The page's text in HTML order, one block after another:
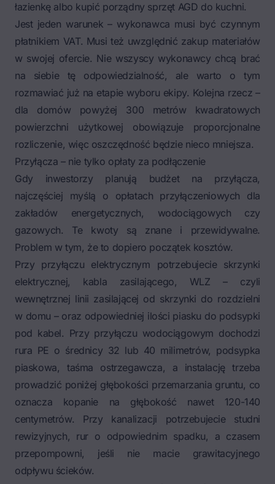
łazienkę albo kupić porządny sprzęt AGD do kuchni.
Jest jeden warunek – wykonawca musi być czynnym
płatnikiem VAT. Musi też uwzględnić zakup materiałów
w swojej ofercie. Nie wszyscy wykonawcy chcą brać
na siebie tę odpowiedzialność, ale warto o tym
rozmawiać już na etapie wyboru ekipy. Kolejna rzecz –
dla domów powyżej 300 metrów kwadratowych
powierzchni użytkowej obowiązuje proporcjonalne
rozliczenie, więc oszczędność będzie nieco mniejsza.
Przyłącza – nie tylko opłaty za podłączenie
Gdy inwestorzy planują budżet na przyłącza,
najczęściej myślą o opłatach przyłączeniowych dla
zakładów energetycznych, wodociągowych czy
gazowych. Te kwoty są znane i przewidywalne.
Problem w tym, że to dopiero początek kosztów.
Przy przyłączu elektrycznym potrzebujecie skrzynki
elektrycznej, kabla zasilającego, WLZ – czyli
wewnętrznej linii zasilającej od skrzynki do rozdzielni
w domu – oraz odpowiedniej ilości piasku do podsypki
pod kabel. Przy przyłączu wodociągowym dochodzi
rura PE o średnicy 32 lub 40 milimetrów, podsypka
piaskowa, taśma ostrzegawcza, a instalację trzeba
prowadzić poniżej głębokości przemarzania gruntu, co
oznacza kopanie na głębokość nawet 120-140
centymetrów. Przy kanalizacji potrzebujecie studni
rewizyjnych, rur o odpowiednim spadku, a czasem
przepompowni, jeśli nie macie grawitacyjnego
odpływu ścieków.